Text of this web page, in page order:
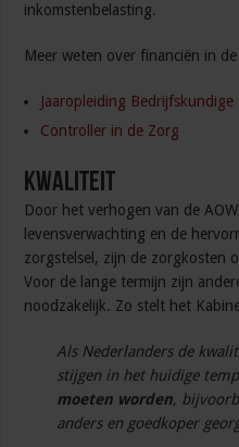
inkomstenbelasting.
Meer weten over financiën in
Jaaropleiding
Controller in de Zorg
Kwaliteit
Door het verhogen van de
levensverwachting en de
zorgstelsel, zijn de zorgkosten
Voor de lange termijn zijn
noodzakelijk. Zo stelt het
Als Nederlanders de
stijgen in het huidige
moeten worden,
anders en goedkoper